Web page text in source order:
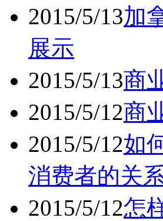
2015/5/13加
展示
2015/5/13商
2015/5/12商
2015/5/12如
消费者的关
2015/5/12怎